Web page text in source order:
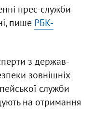
прес-служби
пише РБК-
з держав-
зовнішніх
служби
на отримання